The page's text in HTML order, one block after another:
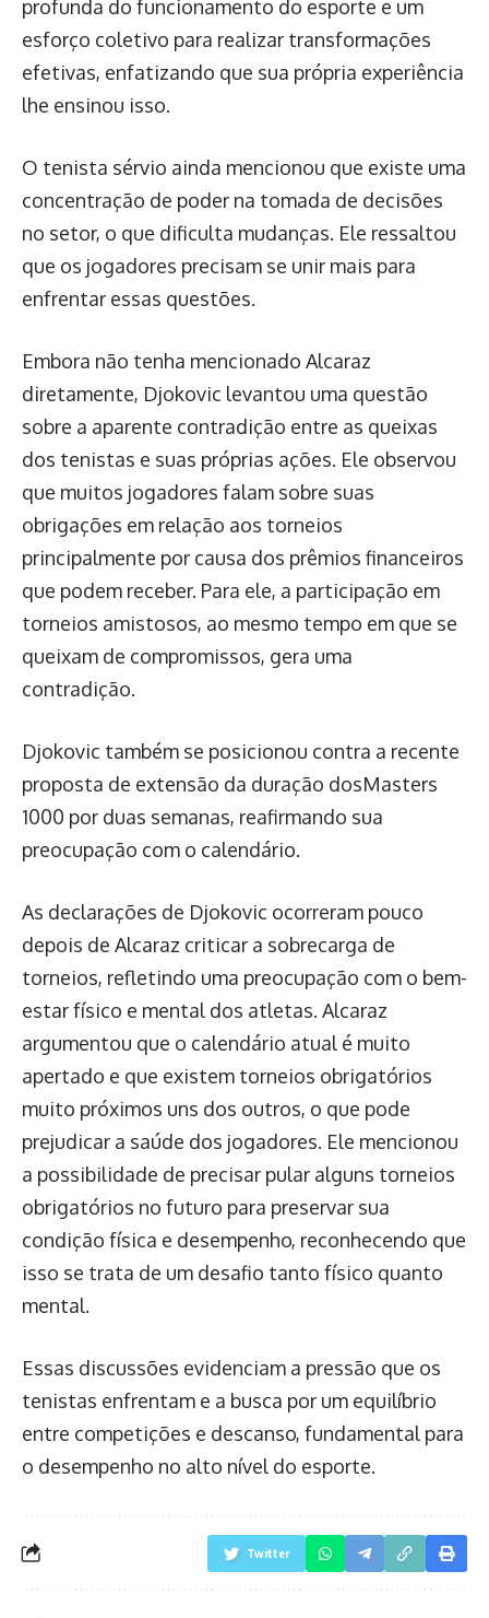
profunda do funcionamento do esporte e um
esforço coletivo para realizar transformações
efetivas, enfatizando que sua própria experiência
lhe ensinou isso.
O tenista sérvio ainda mencionou que existe uma
concentração de poder na tomada de decisões
no setor, o que dificulta mudanças. Ele ressaltou
que os jogadores precisam se unir mais para
enfrentar essas questões.
Embora não tenha mencionado Alcaraz
diretamente, Djokovic levantou uma questão
sobre a aparente contradição entre as queixas
dos tenistas e suas próprias ações. Ele observou
que muitos jogadores falam sobre suas
obrigações em relação aos torneios
principalmente por causa dos prêmios financeiros
que podem receber. Para ele, a participação em
torneios amistosos, ao mesmo tempo em que se
queixam de compromissos, gera uma
contradição.
Djokovic também se posicionou contra a recente
proposta de extensão da duração dosMasters
1000 por duas semanas, reafirmando sua
preocupação com o calendário.
As declarações de Djokovic ocorreram pouco
depois de Alcaraz criticar a sobrecarga de
torneios, refletindo uma preocupação com o bem-
estar físico e mental dos atletas. Alcaraz
argumentou que o calendário atual é muito
apertado e que existem torneios obrigatórios
muito próximos uns dos outros, o que pode
prejudicar a saúde dos jogadores. Ele mencionou
a possibilidade de precisar pular alguns torneios
obrigatórios no futuro para preservar sua
condição física e desempenho, reconhecendo que
isso se trata de um desafio tanto físico quanto
mental.
Essas discussões evidenciam a pressão que os
tenistas enfrentam e a busca por um equilíbrio
entre competições e descanso, fundamental para
o desempenho no alto nível do esporte.
Twitter